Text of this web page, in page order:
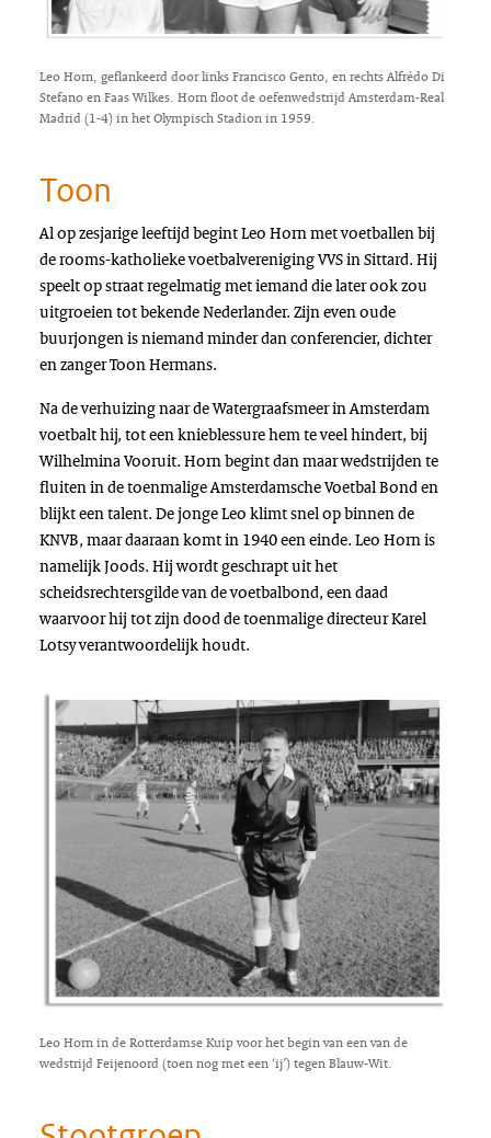
Leo Horn, geflankeerd door links Francisco Gento, en rechts Alfrédo Di
Stefano en Faas Wilkes. Horn floot de oefenwedstrijd Amsterdam-Real
Madrid (1-4) in het Olympisch Stadion in 1959.
Toon
Al op zesjarige leeftijd begint Leo Horn met voetballen bij
de rooms-katholieke voetbalvereniging VVS in Sittard. Hij
speelt op straat regelmatig met iemand die later ook zou
uitgroeien tot bekende Nederlander. Zijn even oude
buurjongen is niemand minder dan conferencier, dichter
en zanger Toon Hermans.
Na de verhuizing naar de Watergraafsmeer in Amsterdam
voetbalt hij, tot een knieblessure hem te veel hindert, bij
Wilhelmina Vooruit. Horn begint dan maar wedstrijden te
fluiten in de toenmalige Amsterdamsche Voetbal Bond en
blijkt een talent. De jonge Leo klimt snel op binnen de
KNVB, maar daaraan komt in 1940 een einde. Leo Horn is
namelijk Joods. Hij wordt geschrapt uit het
scheidsrechtersgilde van de voetbalbond, een daad
waarvoor hij tot zijn dood de toenmalige directeur Karel
Lotsy verantwoordelijk houdt.
Leo Horn in de Rotterdamse Kuip voor het begin van een van de
wedstrijd Feijenoord (toen nog met een ‘ij’) tegen Blauw-Wit.